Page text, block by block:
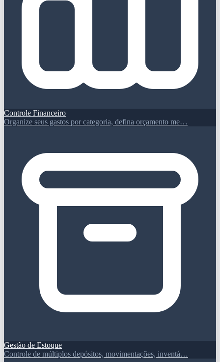
Controle Financeiro
Organize seus gastos por categoria, defina orçamento me…
Gestão de Estoque
Controle de múltiplos depósitos, movimentações, inventá…